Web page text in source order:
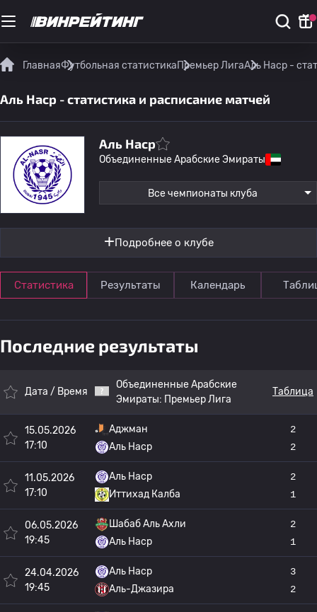
ГлавнаяФутбольная статистикаПремьер ЛигаАль Наср -
Аль Наср - статистика и расписание матчей
Аль Наср
Объединенные Арабские Эмираты
Все чемпионаты клуба
Подробнее о клубе
Статистика Результаты Календарь
Последние результаты
Дата / Время
Объединенные Арабские
Эмираты: Премьер Лига
Таблица
15.05.2026
17:10
Аджман
Аль Наср
2
2
11.05.2026
17:10
Аль Наср
Иттихад Калба
2
1
06.05.2026
19:45
Шабаб Аль Ахли
Аль Наср
2
1
24.04.2026
19:45
Аль Наср
Аль-Джазира
3
2